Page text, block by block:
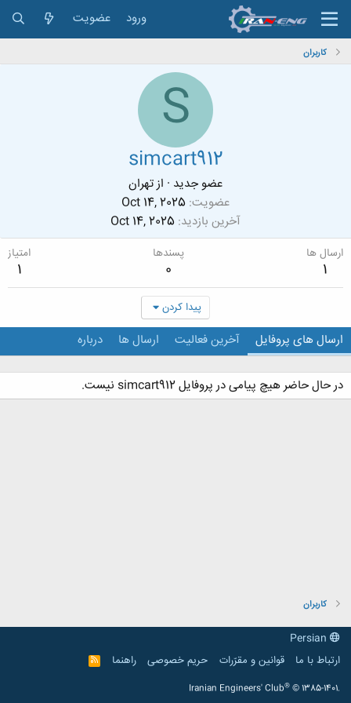
ورود عضویت
کاربران
S
simcart912
عضو جدید · ازتهران
عضویت Oct 14, 2025
آخرین بازدید Oct 14, 2025
ارسال ها
1
پسندها
0
امتیاز
1
پیدا کردن
ارسال های پروفایل آخرین فعالیت ارسال ها درباره
در حال حاضر هیچ پیامی در پروفایل simcart912 نیست.
کاربران
ارتباط با ما
قوانین و مقرّرات حریم خصوصی راهنما
R
S
Iranian Engineers' Club® © 1385-1401.